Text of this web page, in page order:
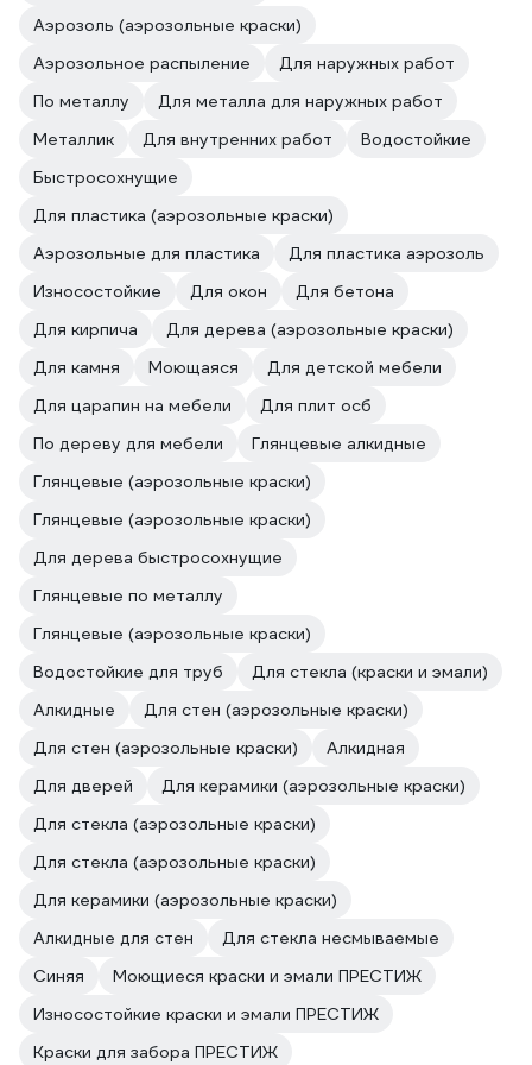
Аэрозоль (аэрозольные краски)
Аэрозольное распыление
Для наружных работ
По металлу
Для металла для наружных работ
Металлик
Для внутренних работ
Водостойкие
Быстросохнущие
Для пластика (аэрозольные краски)
Аэрозольные для пластика
Для пластика аэрозоль
Износостойкие
Для окон
Для бетона
Для кирпича
Для дерева (аэрозольные краски)
Для камня
Моющаяся
Для детской мебели
Для царапин на мебели
Для плит осб
По дереву для мебели
Глянцевые алкидные
Глянцевые (аэрозольные краски)
Глянцевые (аэрозольные краски)
Для дерева быстросохнущие
Глянцевые по металлу
Глянцевые (аэрозольные краски)
Водостойкие для труб
Для стекла (краски и эмали)
Алкидные
Для стен (аэрозольные краски)
Для стен (аэрозольные краски)
Алкидная
Для дверей
Для керамики (аэрозольные краски)
Для стекла (аэрозольные краски)
Для стекла (аэрозольные краски)
Для керамики (аэрозольные краски)
Алкидные для стен
Для стекла несмываемые
Синяя
Моющиеся краски и эмали ПРЕСТИЖ
Износостойкие краски и эмали ПРЕСТИЖ
Краски для забора ПРЕСТИЖ